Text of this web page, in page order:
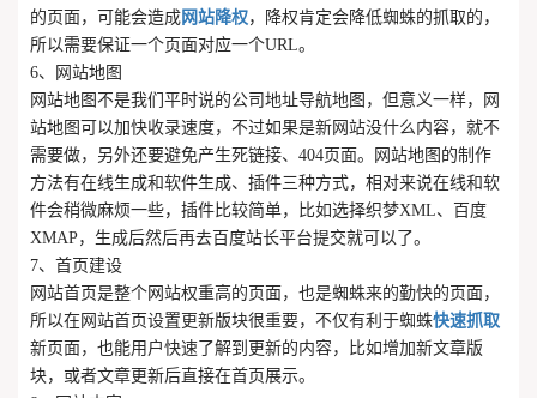
的页面，可能会造成网站降权，降权肯定会降低蜘蛛的抓取的，
所以需要保证一个页面对应一个URL。
6、网站地图
网站地图不是我们平时说的公司地址导航地图，但意义一样，网
站地图可以加快收录速度，不过如果是新网站没什么内容，就不
需要做，另外还要避免产生死链接、404页面。网站地图的制作
方法有在线生成和软件生成、插件三种方式，相对来说在线和软
件会稍微麻烦一些，插件比较简单，比如选择织梦XML、百度
XMAP，生成后然后再去百度站长平台提交就可以了。
7、首页建设
网站首页是整个网站权重高的页面，也是蜘蛛来的勤快的页面，
所以在网站首页设置更新版块很重要，不仅有利于蜘蛛快速抓取
新页面，也能用户快速了解到更新的内容，比如增加新文章版
块，或者文章更新后直接在首页展示。